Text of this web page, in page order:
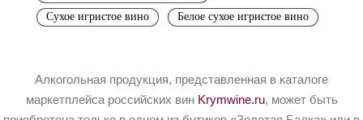
Сухое игристое вино
Белое сухое игристое вино
Алкогольная продукция, представленная в каталоге
маркетплейса российских вин Krymwine.ru, может быть